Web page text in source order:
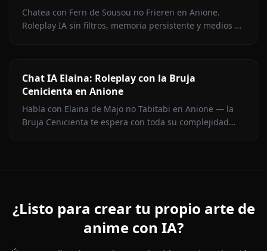
Chatea con Fern de Sousou no Frieren en Anione.
Roleplay IA sin filtros, memoria persistente y medios en
Chat IA Elaina: Roleplay con la Bruja
Cenicienta en Anione
Habla con Elaina de Majo no Tabitabi en Anione — la
Bruja Cenicienta te espera con toda su complejidad
¿Listo para crear tu propio arte de
anime con IA?